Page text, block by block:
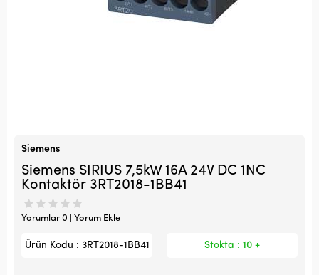
Siemens
Siemens SIRIUS 7,5kW 16A 24V DC 1NC
Kontaktör 3RT2018-1BB41
Yorumlar 0 | Yorum Ekle
Ürün Kodu : 3RT2018-1BB41 Stokta : 10 +